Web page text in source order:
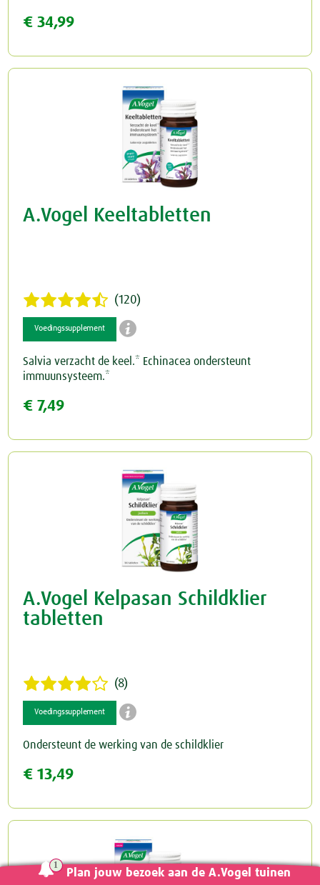
€ 34,99
A.Vogel Keeltabletten
(120)
Voedingssupplement 
Salvia verzacht de keel.* Echinacea ondersteunt
immuunsysteem.*
€ 7,49
A.Vogel Kelpasan Schildklier
tabletten
(8)
Voedingssupplement 
Ondersteunt de werking van de schildklier
€ 13,49
Plan jouw bezoek aan de A.Vogel tuinen